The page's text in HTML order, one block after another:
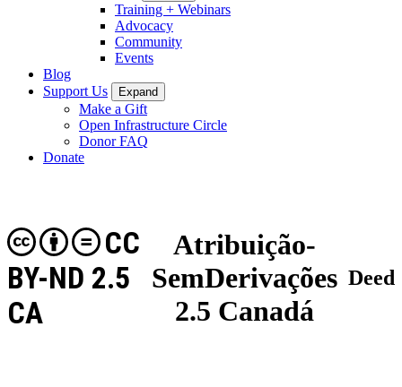
Training + Webinars
Advocacy
Community
Events
Blog
Support Us
Expand
Make a Gift
Open Infrastructure Circle
Donor FAQ
Donate
Atribuição-
SemDerivações
2.5 Canadá
CC
BY-ND 2.5
CA
Deed